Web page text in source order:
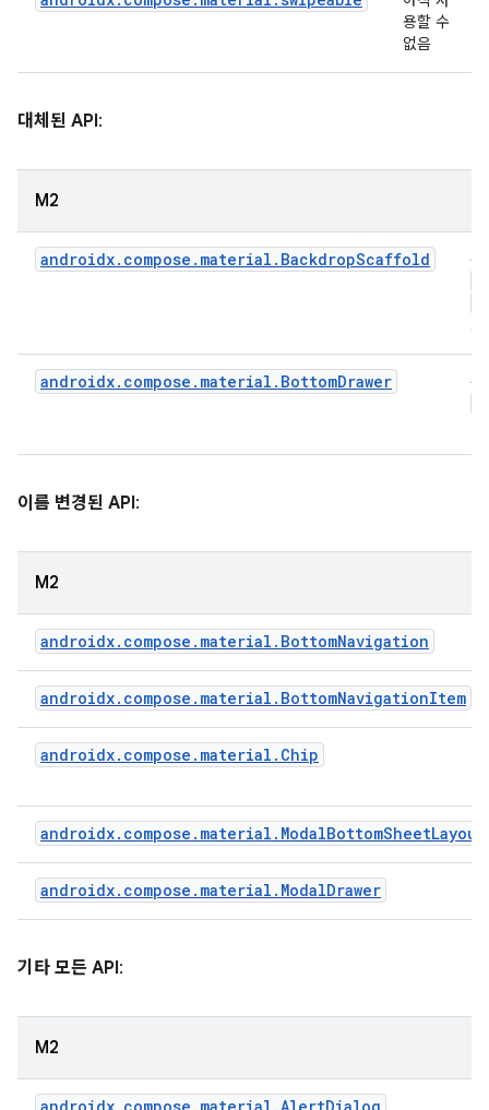
용할 수
없음
대체된 API:
M2
androidx.compose.material.BackdropScaffold 상
로
androidx.compose.material.BottomDrawer 상
이름 변경된 API:
M2
androidx.compose.material.BottomNavigation
androidx.compose.material.BottomNavigationItem
androidx.compose.material.Chip
androidx.compose.material.ModalBottomSheetLayout
androidx.compose.material.ModalDrawer
기타 모든 API:
M2